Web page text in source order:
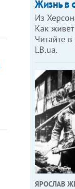
Жизнь в
Из
Как
Читайте
LB.ua.
ЯРОСЛАВ